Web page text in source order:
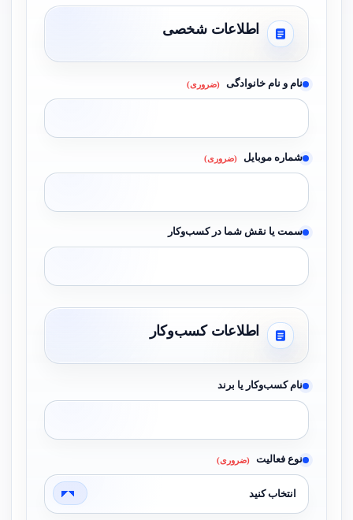
اطلاعات شخصی
نام و نام خانوادگی (ضروری)
شماره موبایل (ضروری)
سمت یا نقش شما در کسب‌وکار
اطلاعات کسب‌وکار
نام کسب‌وکار یا برند
نوع فعالیت (ضروری)